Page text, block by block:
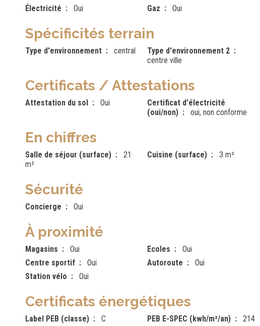
Électricité Oui Gaz Oui
Spécificités terrain
Type d'environnement central
Type d'environnement 2
centre ville
Certificats / Attestations
Attestation du sol Oui
Certificat d'électricité
(oui/non)
oui, non conforme
En chiffres
Salle de séjour (surface)
21
m²
Cuisine (surface) 3 m²
Sécurité
Concierge Oui
À proximité
Magasins Oui Ecoles Oui
Centre sportif
Oui Autoroute Oui
Station vélo
Oui
Certificats énergétiques
Label PEB (classe) C PEB E-SPEC (kwh/m²/an) 214